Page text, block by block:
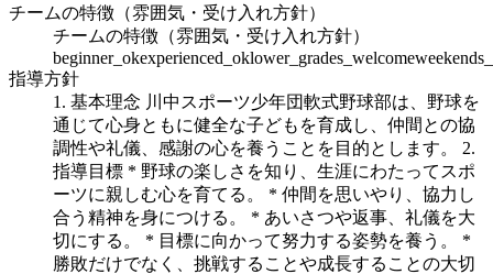
チームの特徴（雰囲気・受け入れ方針）
チームの特徴（雰囲気・受け入れ方針）
beginner_okexperienced_oklower_grades_welcome
指導方針
1. 基本理念 川中スポーツ少年団軟式野球部は、野球を
通じて心身ともに健全な子どもを育成し、仲間との協
調性や礼儀、感謝の心を養うことを目的とします。 2.
指導目標 * 野球の楽しさを知り、生涯にわたってスポ
ーツに親しむ心を育てる。 * 仲間を思いやり、協力し
合う精神を身につける。 * あいさつや返事、礼儀を大
切にする。 * 目標に向かって努力する姿勢を養う。 *
勝敗だけでなく、挑戦することや成長することの大切